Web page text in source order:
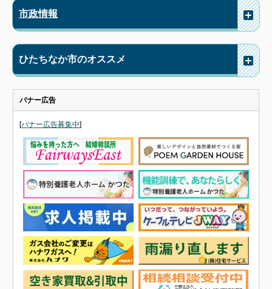
市政情報
ひたちなか市のオススメ
バナー広告
[バナー広告募集中]